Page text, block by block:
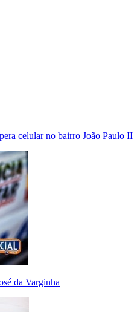
celular no bairro João Paulo II
da Varginha